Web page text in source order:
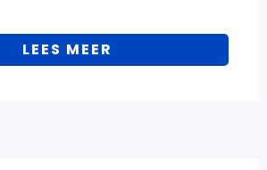
LEES MEER